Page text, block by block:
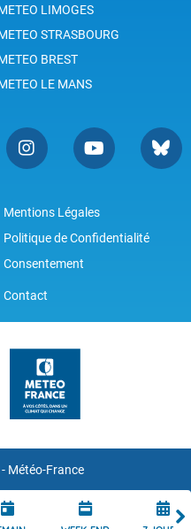
LIMOGES
STRASBOURG
BREST
LE MANS
Mentions Légales
Politique de Confidentialité
Consentement
Contact
Météo-France